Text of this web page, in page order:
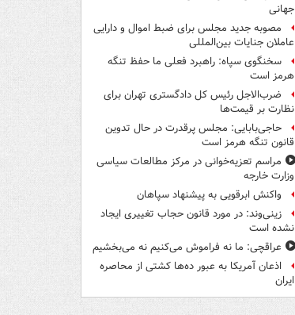
جهانی
مصوبه جدید مجلس برای ضبط اموال و دارایی
عاملان جنایات بین‌المللی
سخنگوی سپاه: راهبرد فعلی ما حفظ تنگه
هرمز است
ضرب‌الاجل رئیس کل دادگستری تهران برای
نظارت بر قیمت‌ها
حاجی‌بابایی: مجلس پرقدرت در حال تدوین
قانون تنگه هرمز است
مراسم تعزیه‌خوانی در مرکز مطالعات سیاسی
وزارت خارجه
واکنش ابرقویی به پیشنهاد سپاهان
زینی‌وند: در مورد قانون حجاب تغییری ایجاد
نشده است
عراقچی: ما نه فراموش می‌کنیم نه می‌بخشیم
اذعان آمریکا به عبور ده‌ها کشتی از محاصره
ایران